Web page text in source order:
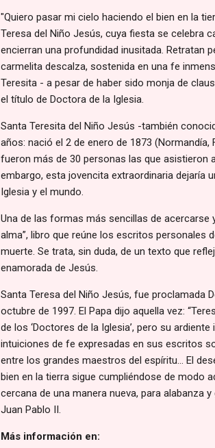
"Quiero pasar mi cielo haciendo el bien en la
Teresa del Niño Jesús, cuya fiesta se celebra
encierran una profundidad inusitada. Retratan
carmelita descalza, sostenida en una fe
Teresita - a pesar de haber sido monja de
el título de Doctora de la Iglesia.
Santa Teresita del Niño Jesús -también
años: nació el 2 de enero de 1873
fueron más de 30 personas las que asistieron
embargo, esta jovencita extraordinaria dejaría
Iglesia y el mundo.
Una de las formas más sencillas de acercarse
alma”, libro que reúne los escritos personales
muerte. Se trata, sin duda, de un texto que
enamorada de Jesús.
Santa Teresa del Niño Jesús, fue proclamada
octubre de 1997. El Papa dijo aquella vez:
de los ‘Doctores de la Iglesia’, pero su
intuiciones de fe expresadas en sus escritos
entre los grandes maestros del espíritu… El
bien en la tierra sigue cumpliéndose de modo
cercana de una manera nueva, para alabanza
Juan Pablo II.
Más información en: